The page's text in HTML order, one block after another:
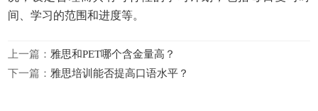
间、学习的范围和进度等。
上一篇： 雅思和PET哪个含金量高？
下一篇： 雅思培训能否提高口语水平？